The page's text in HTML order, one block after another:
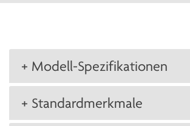
+ Modell-Spezifikationen
+ Standardmerkmale